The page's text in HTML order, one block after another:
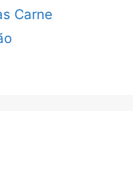
Carne